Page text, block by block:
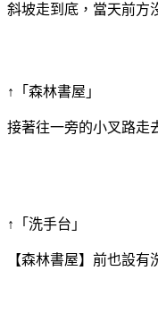
斜坡走到底，當天前方
↑「森林書屋」
接著往一旁的小叉路走
↑「洗手台」
【森林書屋】前也設有